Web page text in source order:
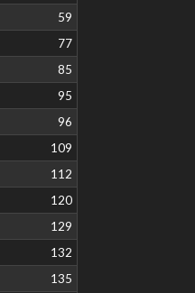
59
77
85
95
96
109
112
120
129
132
135